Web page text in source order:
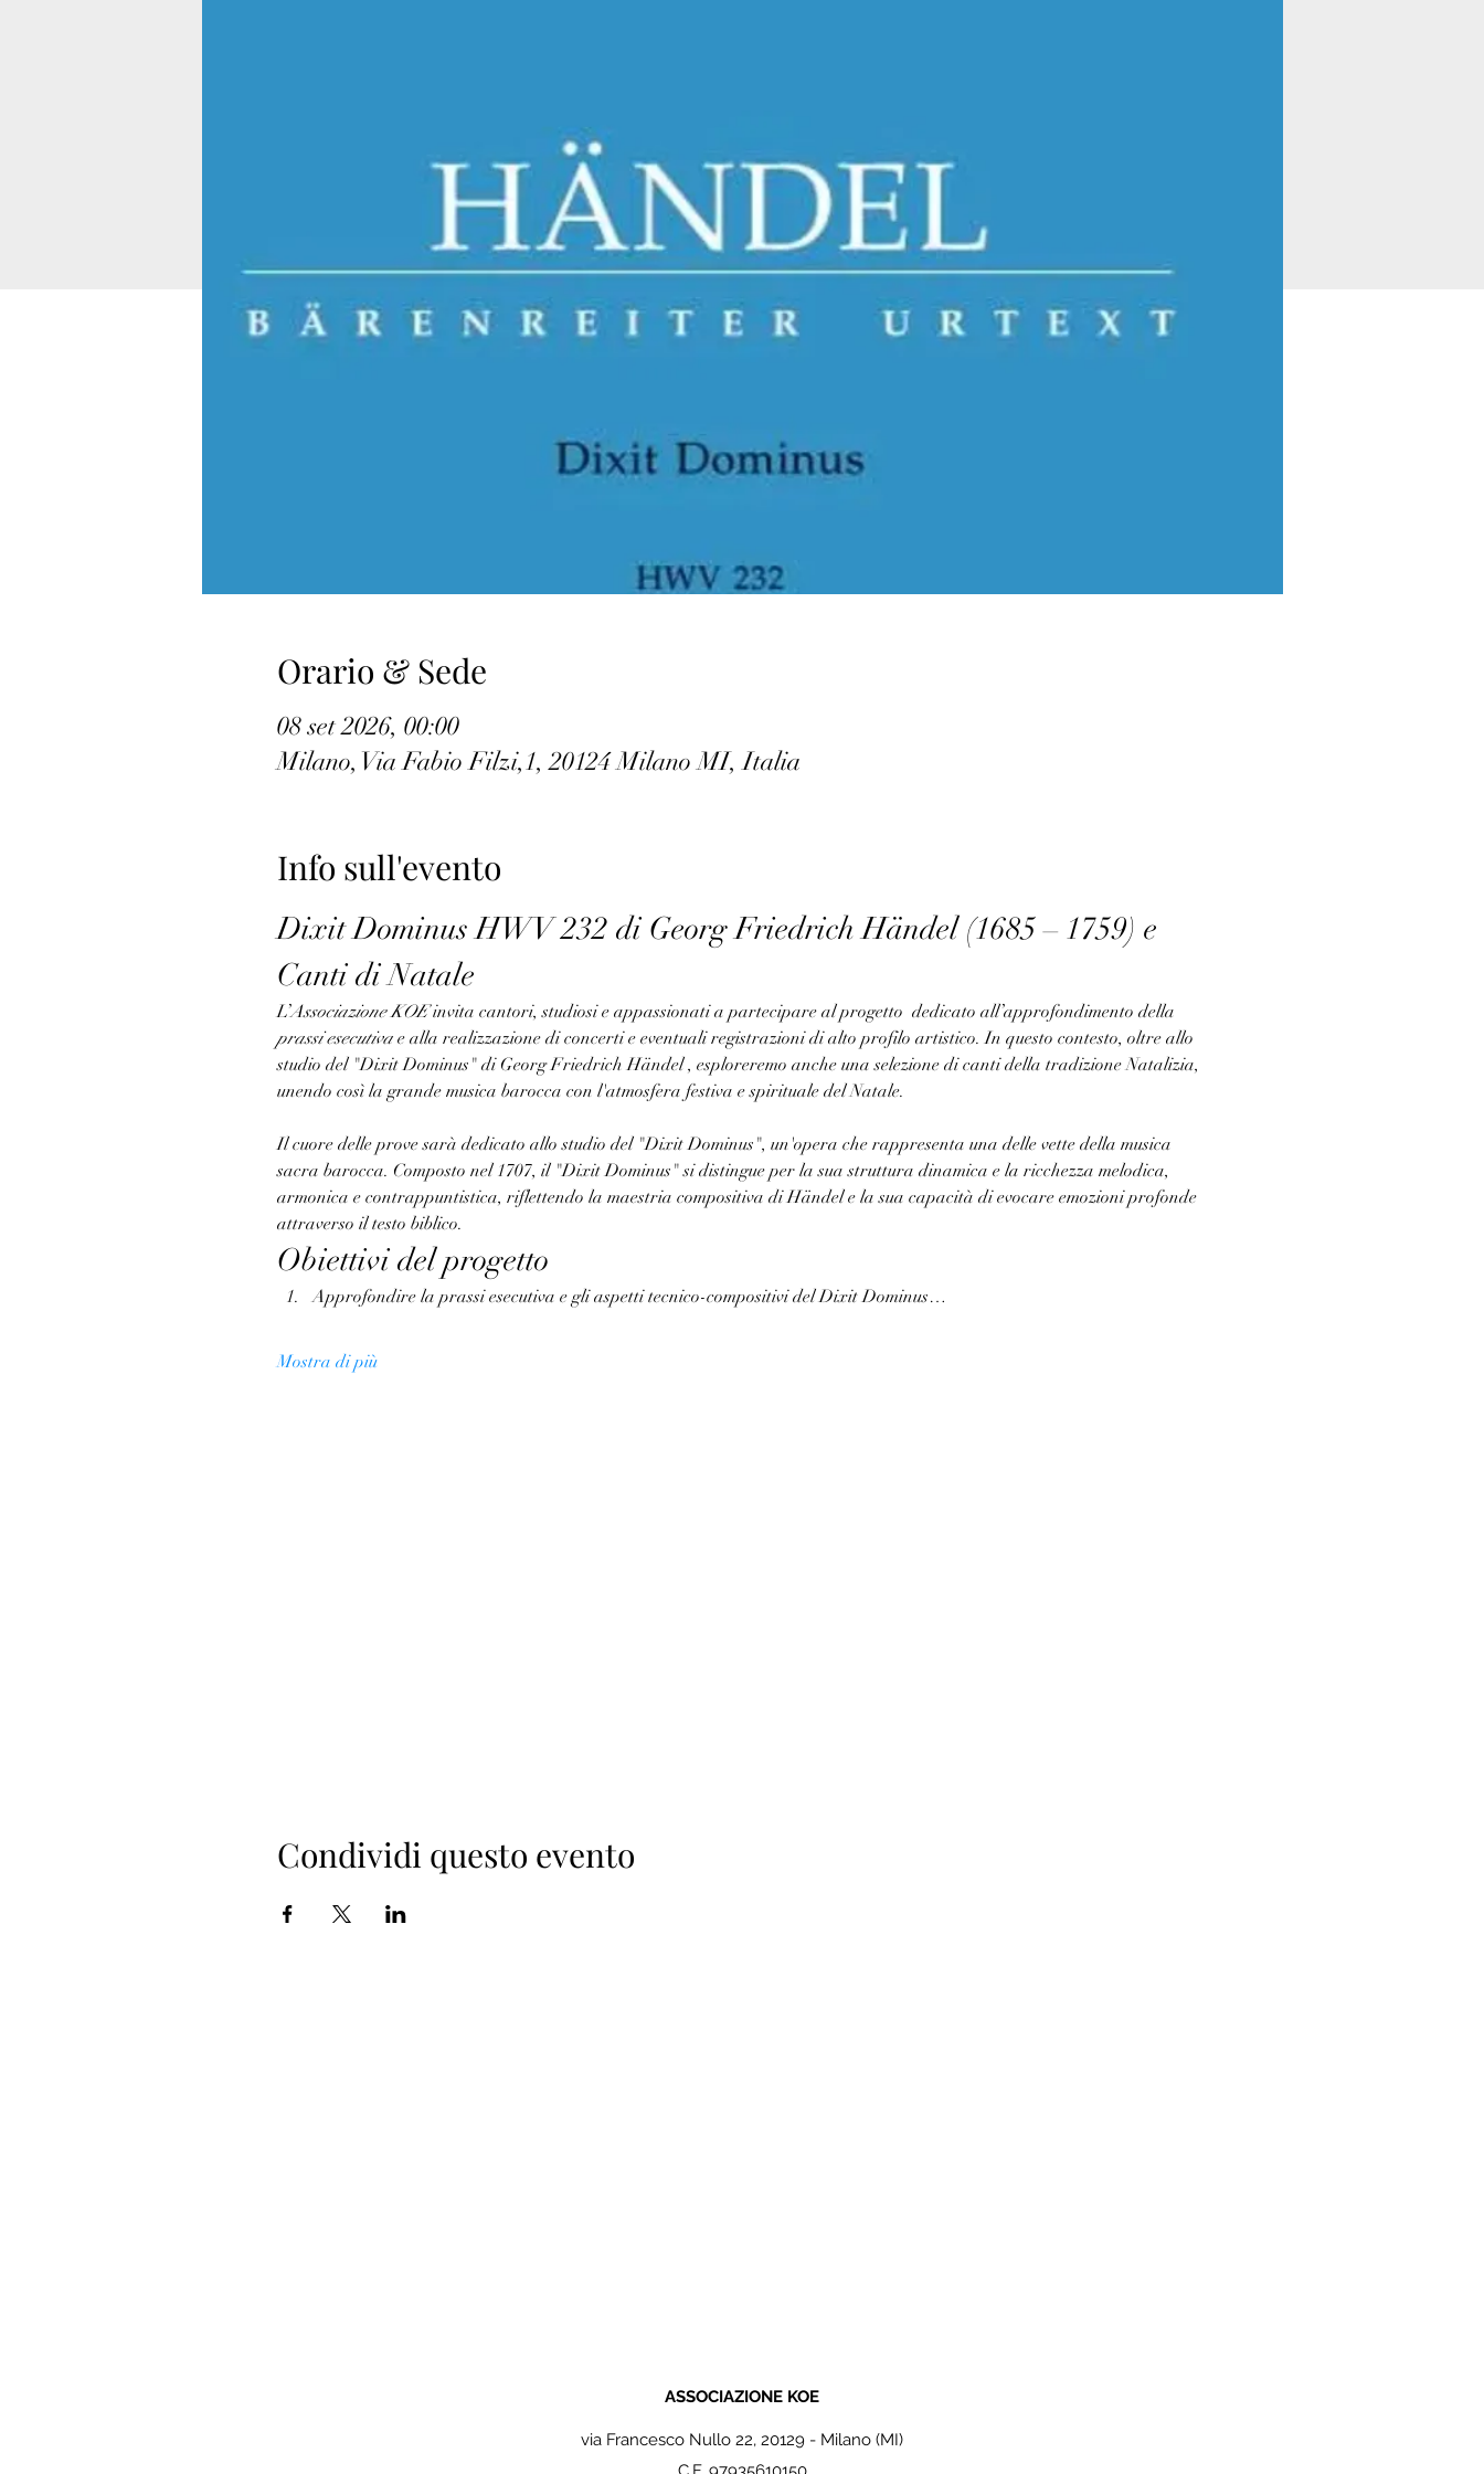
Orario & Sede
08 set 2026, 00:00
Milano, Via Fabio Filzi,1, 20124 Milano MI, Italia
Info sull'evento
Dixit Dominus HWV 232 di Georg Friedrich Händel (1685 – 1759) e
Canti di Natale
L’Associazione KOE invita cantori, studiosi e appassionati a partecipare al progetto  dedicato all’approfondimento della
prassi esecutiva e alla realizzazione di concerti e eventuali registrazioni di alto profilo artistico. In questo contesto, oltre allo
studio del "Dixit Dominus" di Georg Friedrich Händel , esploreremo anche una selezione di canti della tradizione Natalizia,
unendo così la grande musica barocca con l'atmosfera festiva e spirituale del Natale.
Il cuore delle prove sarà dedicato allo studio del "Dixit Dominus", un'opera che rappresenta una delle vette della musica
sacra barocca. Composto nel 1707, il "Dixit Dominus" si distingue per la sua struttura dinamica e la ricchezza melodica,
armonica e contrappuntistica, riflettendo la maestria compositiva di Händel e la sua capacità di evocare emozioni profonde
attraverso il testo biblico.
Obiettivi del progetto
Approfondire la prassi esecutiva e gli aspetti tecnico-compositivi del Dixit Dominus…
Mostra di più
Condividi questo evento
ASSOCIAZIONE KOE
via Francesco Nullo 22, 20129 - Milano (MI)